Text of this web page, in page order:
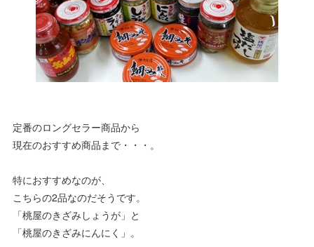
定番のロングセラー商品から
現在のおすすめ商品まで・・・。
特におすすめなのが、
こちらの2品なのだそうです。
「桃屋のきざみしょうが」と
「桃屋のきざみにんにく」。